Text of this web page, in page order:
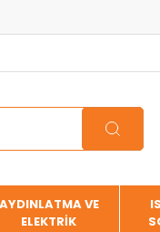
AYDINLATMA VE
ELEKTRİK